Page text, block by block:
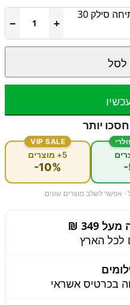
כמות של קרם עיניים עם אפקט מתיחה סילק 30
+
−
לסל
יותר
-
VIP SALE
5+ מוצרים
-10%
אפשר לשלב מוצרים שונים
349 ₪
בכרטיס אשראי